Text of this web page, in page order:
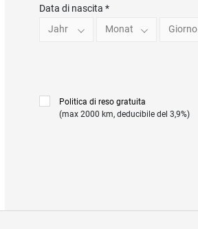
Data di nascita *
Jahr
Monat Giorno
Politica di reso gratuita
(max 2000 km, deducibile del 3,9%)